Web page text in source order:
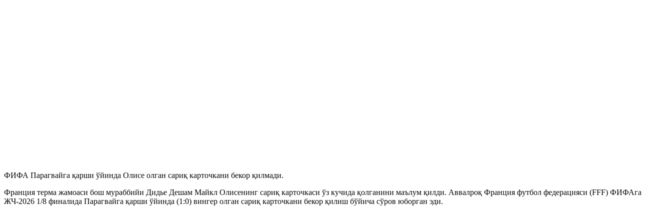
ФИФА Парагвайга қарши ўйинда Олисе олган сариқ карточкани бекор қилмади.
Франция терма жамоаси бош мураббийи Дидье Дешам Майкл Олисенинг сариқ карточкаси ўз кучида қолганини маълум қилди. Аввалроқ Франция футбол федерацияси (FFF) ФИФАга
ЖЧ-2026 1/8 финалида Парагвайга қарши ўйинда (1:0) вингер олган сариқ карточкани бекор қилиш бўйича сўров юборган эди.